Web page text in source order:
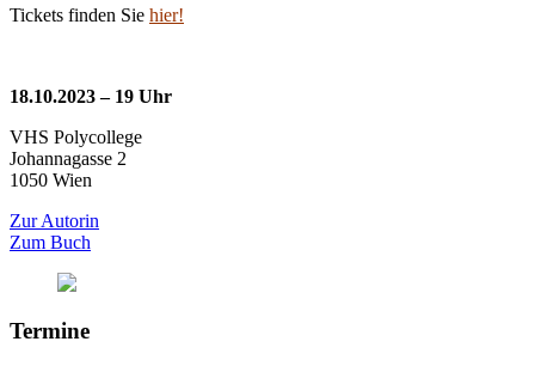
Tickets finden Sie hier!
18.10.2023 – 19 Uhr
VHS Polycollege
Johannagasse 2
1050 Wien
Zur Autorin
Zum Buch
Termine